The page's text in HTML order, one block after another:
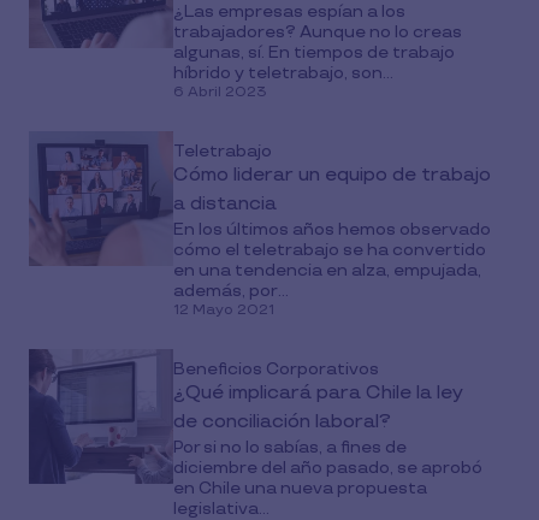
¿Las empresas espían a los
trabajadores? Aunque no lo creas
algunas, sí. En tiempos de trabajo
híbrido y teletrabajo, son...
6 Abril 2023
Teletrabajo
Cómo liderar un equipo de trabajo
a distancia
En los últimos años hemos observado
cómo el teletrabajo se ha convertido
en una tendencia en alza, empujada,
además, por...
12 Mayo 2021
Beneficios Corporativos
¿Qué implicará para Chile la ley
de conciliación laboral?
Por si no lo sabías, a fines de
diciembre del año pasado, se aprobó
en Chile una nueva propuesta
legislativa...